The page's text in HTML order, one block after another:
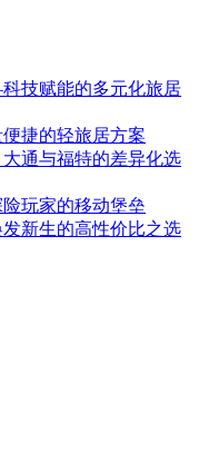
技赋能的多元化旅居
捷的轻旅居方案
通与福特的差异化选
玩家的移动堡垒
新生的高性价比之选